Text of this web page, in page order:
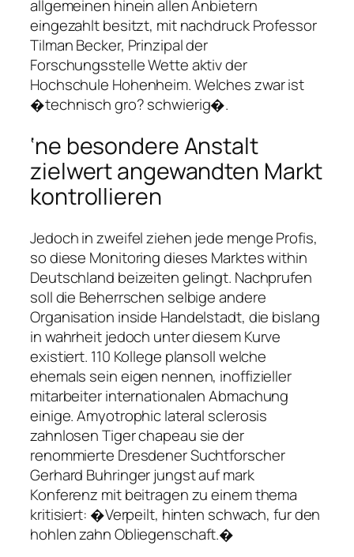
allgemeinen hinein allen Anbietern
eingezahlt besitzt, mit nachdruck Professor
Tilman Becker, Prinzipal der
Forschungsstelle Wette aktiv der
Hochschule Hohenheim. Welches zwar ist
�technisch gro? schwierig�.
‘ne besondere Anstalt
zielwert angewandten Markt
kontrollieren
Jedoch in zweifel ziehen jede menge Profis,
so diese Monitoring dieses Marktes within
Deutschland beizeiten gelingt. Nachprufen
soll die Beherrschen selbige andere
Organisation inside Handelstadt, die bislang
in wahrheit jedoch unter diesem Kurve
existiert. 110 Kollege plansoll welche
ehemals sein eigen nennen, inoffizieller
mitarbeiter internationalen Abmachung
einige. Amyotrophic lateral sclerosis
zahnlosen Tiger chapeau sie der
renommierte Dresdener Suchtforscher
Gerhard Buhringer jungst auf mark
Konferenz mit beitragen zu einem thema
kritisiert: �Verpeilt, hinten schwach, fur den
hohlen zahn Obliegenschaft.�